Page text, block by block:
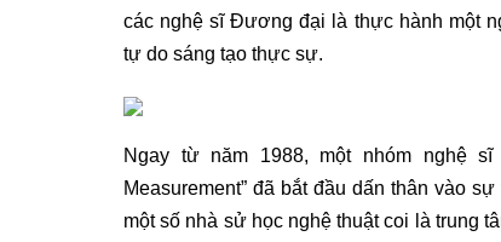
các nghệ sĩ Đương đại là thực hành một
tự do sáng tạo thực sự.
Ngay từ năm 1988, một nhóm nghệ
Measurement” đã bắt đầu dấn thân vào
một số nhà sử học nghệ thuật coi là trung